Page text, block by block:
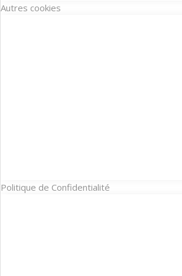
Autres cookies
Politique de Confidentialité